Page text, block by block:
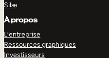
Silæ
À propos
L’entreprise
Ressources graphiques
Investisseurs